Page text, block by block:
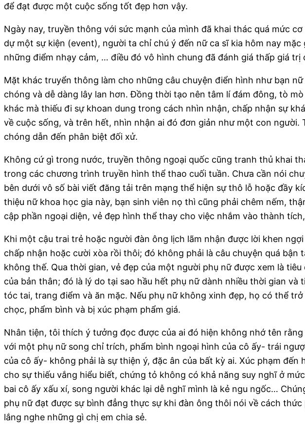
để đạt được một cuộc sống tốt đẹp hơn vậy.
Ngày nay, truyền thông với sức mạnh của mình đã khai thác quá mức
dự một sự kiện (event), người ta chỉ chú ý đến nữ ca sĩ kia hôm nay mặc
những điểm nhạy cảm, … điều đó vô hình chung đã đánh giá thấp giá trị
Mặt khác truyển thông làm cho những câu chuyện điển hình như bạn
chóng và dễ dàng lây lan hơn. Đồng thời tạo nên tâm lí đám đông, tò
khác mà thiếu đi sự khoan dung trong cách nhìn nhận, chấp nhận sự
về cuộc sống, và trên hết, nhìn nhận ai đó đơn giản như một con người.
chóng dẫn đến phân biệt đối xử.
Không cứ gì trong nước, truyền thông ngoại quốc cũng tranh thủ khai
trong các chương trình truyền hình thể thao cuối tuần. Chưa cần nói
bên dưới vô số bài viết đăng tải trên mạng thể hiện sự thô lỗ hoặc đầy
thiệu nữ khoa học gia này, bạn sinh viên nọ thì cũng phải chêm nếm,
cập phần ngoại diện, vẻ đẹp hình thể thay cho việc nhắm vào thành
Khi một cậu trai trẻ hoặc người đàn ông lịch lãm nhận được lời khen
chấp nhận hoặc cười xòa rồi thôi; đó không phải là câu chuyện quá bận
không thế. Qua thời gian, vẻ đẹp của một người phụ nữ được xem là
của bản thân; đó là lý do tại sao hầu hết phụ nữ dành nhiều thời gian và
tóc tai, trang điểm và ăn mặc. Nếu phụ nữ không xinh đẹp, họ có thể
chọc, phẩm bình và bị xúc phạm phẩm giá.
Nhân tiện, tôi thích ý tưởng đọc được của ai đó hiện không nhớ tên
với một phụ nữ song chỉ trích, phẩm bình ngoại hình của cô ấy- trái
của cô ấy- không phải là sự thiện ý, đặc ân của bất kỳ ai. Xúc phạm đến
cho sự thiếu vắng hiểu biết, chứng tỏ không có khả năng suy nghĩ ở
bai cô ấy xấu xí, song người khác lại dễ nghĩ mình là kẻ ngu ngốc…
phụ nữ đạt được sự bình đẳng thực sự khi đàn ông thôi nói về cách
lắng nghe những gì chị em chia sẻ.